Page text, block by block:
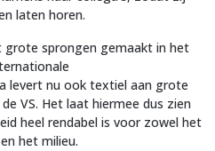
laten horen.
sprongen gemaakt in het
levert nu ook textiel aan grote
VS. Het laat hiermee dus zien
heel rendabel is voor zowel het
het milieu.